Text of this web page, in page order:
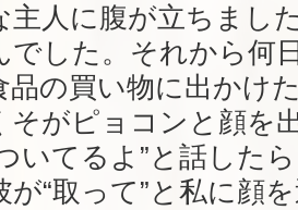
主人に腹が立ちまし
でした。それから何
品の買い物に出かけ
そがピョコンと顔を
いてるよ”と話した
が“取って”と私に顔